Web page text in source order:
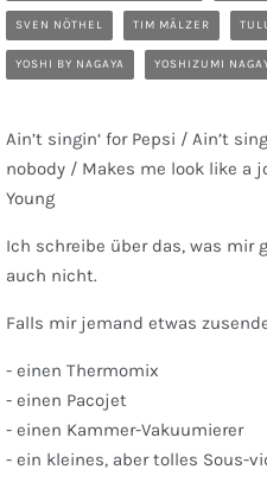
SVEN NÖTHEL TIM MÄLZER
YOSHI BY NAGAYA YOSHIZUMI
Ain’t singin‘ for Pepsi / Ain’t
nobody / Makes me look like a
Young
Ich schreibe über das, was mir
auch nicht.
Falls mir jemand etwas
- einen Thermomix
- einen Pacojet
- einen Kammer-Vakuumierer
- ein kleines, aber tolles Sous-